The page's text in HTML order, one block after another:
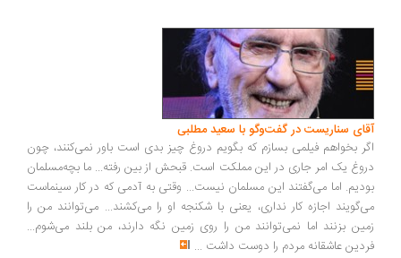
سناریست در گفت‌وگو با سعید مطلبی
بخواهم فیلمی بسازم که بگویم دروغ چیز بدی است باور نمی‌کنند، چون
یک امر جاری در این مملکت است. قبحش از بین رفته... ما بچه‌مسلمان
اما می‌گفتند این مسلمان نیست... وقتی به آدمی که در کار سینماست
اجازه کار نداری، یعنی با شکنجه او را می‌کشند... می‌توانند من را
بزنند اما نمی‌توانند من را روی زمین نگه دارند، من بلند می‌شوم...
عاشقانه مردم را دوست داشت ...